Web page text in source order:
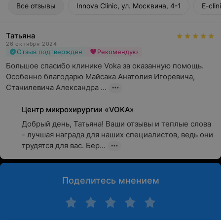
Все отзывы Innova Clinic, ул. Москвина, 4-1 E-
Татьяна
26 октября 2024
Отзыв подтвержден Рекомендую
Большое спасибо клинике Voka за оказанную помощь.
Особенно благодарю Майсака Анатолия Игоревича,
Станилевича Александра ...
Центр микрохирургии «VOKA»
Добрый день, Татьяна! Ваши отзывы и теплые слова
- лучшая награда для наших специалистов, ведь они
трудятся для вас. Бер...
Поделитесь мнением